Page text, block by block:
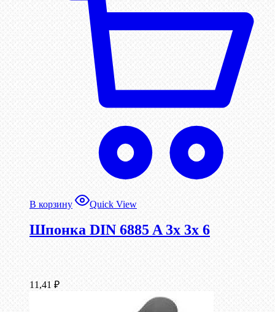
В корзину Quick View
Шпонка DIN 6885 A 3x 3x 6
11,41 ₽